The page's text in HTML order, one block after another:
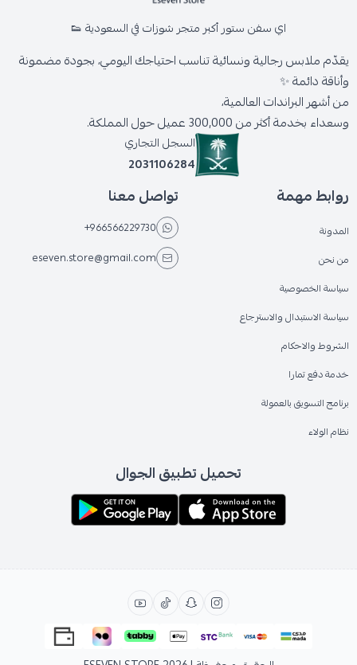
اي سفن ستور أكبر متجر شوزات في السعودية 👟
يقدّم ملابس رجالية ونسائية تناسب احتياجك اليومي، بجودة مضمونة
وأناقة دائمة ✨
من أشهر البراندات العالمية،
وسعداء بخدمة أكثر من 300,000 عميل حول المملكة.
السجل التجاري
2031106284
روابط مهمة
المدونة
من نحن
سياسة الخصوصية
سياسة الاستبدال والاسترجاع
الشروط والاحكام
خدمة دفع تمارا
برنامج التسويق بالعمولة
نظام الولاء
تواصل معنا
+966566229730
eseven.store@gmail.com
تحميل تطبيق الجوال